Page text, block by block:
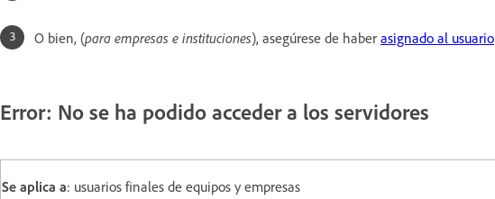
O bien, (para empresas e instituciones), asegúrese de haber asignado al usuario
Error: No se ha podido acceder a los servidores
Se aplica a: usuarios finales de equipos y empresas